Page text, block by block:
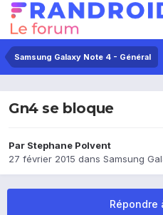
Samsung Galaxy Note 4 - Général
Gn4 se bloque
Par Stephane Polvent
27 février 2015 dans Samsung
Répondre